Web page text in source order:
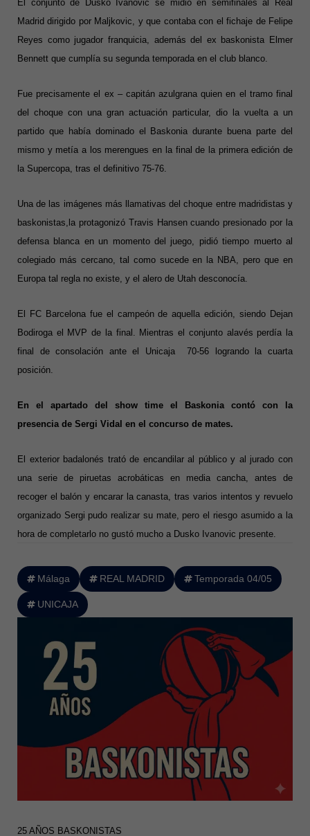
El conjunto de Dusko Ivanovic se midió en semifinales al Real
Madrid dirigido por Maljkovic, y que contaba con el fichaje de Felipe
Reyes como jugador franquicia, además del ex baskonista Elmer
Bennett que cumplía su segunda temporada en el club blanco.
Fue precisamente el ex – capitán azulgrana quien en el tramo final
del choque con una gran actuación particular, dio la vuelta a un
partido que había dominado el Baskonia durante buena parte del
mismo y metía a los merengues en la final de la primera edición de
la Supercopa, tras el definitivo 75-76.
Una de las imágenes más llamativas del choque entre madridistas y
baskonistas,la protagonizó Travis Hansen cuando presionado por la
defensa blanca en un momento del juego, pidió tiempo muerto al
colegiado más cercano, tal como sucede en la NBA, pero que en
Europa tal regla no existe, y el alero de Utah desconocía.
El FC Barcelona fue el campeón de aquella edición, siendo Dejan
Bodiroga el MVP de la final. Mientras el conjunto alavés perdía la
final de consolación ante el Unicaja 70-56 logrando la cuarta
posición.
En el apartado del show time el Baskonia contó con la
presencia de Sergi Vidal en el concurso de mates.
El exterior badalonés trató de encandilar al público y al jurado con
una serie de piruetas acrobáticas en media cancha, antes de
recoger el balón y encarar la canasta, tras varios intentos y revuelo
organizado Sergi pudo realizar su mate, pero el riesgo asumido a la
hora de completarlo no gustó mucho a Dusko Ivanovic presente.
Málaga REAL MADRID Temporada 04/05
UNICAJA
25 AÑOS BASKONISTAS